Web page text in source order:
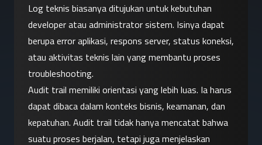
Log teknis biasanya ditujukan untuk kebutuhan
developer atau administrator sistem. Isinya dapat
berupa error aplikasi, respons server, status koneksi,
atau aktivitas teknis lain yang membantu proses
troubleshooting.
Audit trail memiliki orientasi yang lebih luas. Ia harus
dapat dibaca dalam konteks bisnis, keamanan, dan
kepatuhan. Audit trail tidak hanya mencatat bahwa
suatu proses berjalan, tetapi juga menjelaskan